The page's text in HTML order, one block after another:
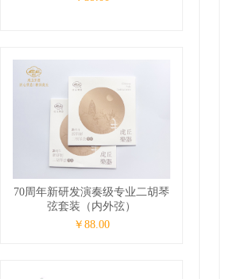
70周年新研发演奏级专业二胡琴
弦套装（内外弦）
￥88.00